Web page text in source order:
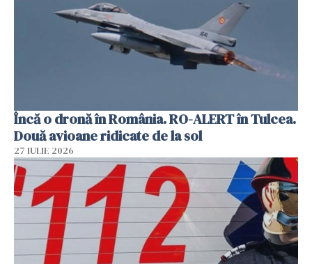
Încă o dronă în România. RO-ALERT în Tulcea.
Două avioane ridicate de la sol
27 IULIE 2026